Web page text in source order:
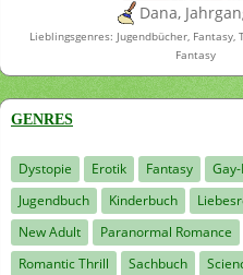
Dana,
Lieblingsgenres: Jugendbücher, Fantasy,
Fantasy
GENRES
Dystopie Erotik Fantasy
Jugendbuch
Kinderbuch
New Adult
Paranormal Romance
Romantic Thrill
Sachbuch